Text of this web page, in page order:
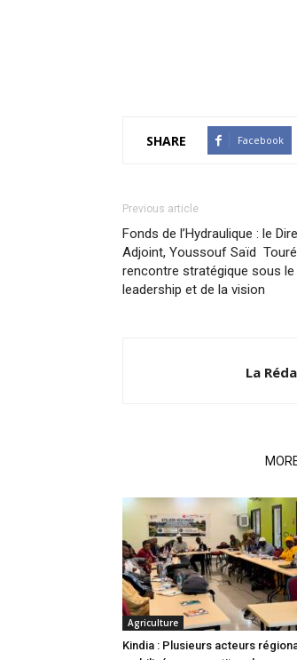
SHARE Facebook
Previous article
Fonds de l’Hydraulique : le
Adjoint, Youssouf Saïd
rencontre stratégique sous le
leadership et de la vision
La
Agriculture
Kindia : Plusieurs acteurs